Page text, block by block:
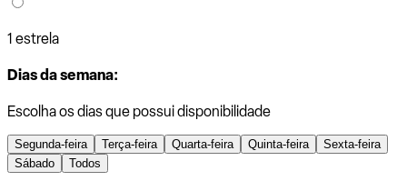
1 estrela
Dias da semana:
Escolha os dias que possui disponibilidade
Segunda-feira Terça-feira Quarta-feira Quinta-feira
Sexta-feira
Sábado
Todos